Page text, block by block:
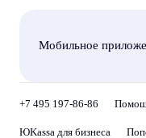
Мобильное
+7 495 197-86-86
ЮKassa для бизнеса